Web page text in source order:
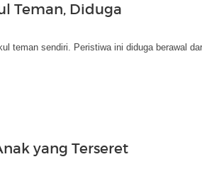
Teman, Diduga
teman sendiri. Peristiwa ini diduga berawal
yang Terseret